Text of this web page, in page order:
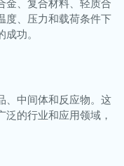
金、复合材料、轻质合
度、压力和载荷条件下
功。
、中间体和反应物。这
的行业和应用领域，